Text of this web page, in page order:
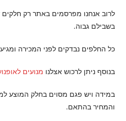
לרוב אנחנו מפרסמים באתר רק חלקים
בשבילם גבוה.
כל החלפים נבדקים לפני המכירה
בנוסף ניתן לרכוש אצלנומנועים לאופנועים
במידה ויש פגם מסוים בחלק המוצע
והמחיר בהתאם.